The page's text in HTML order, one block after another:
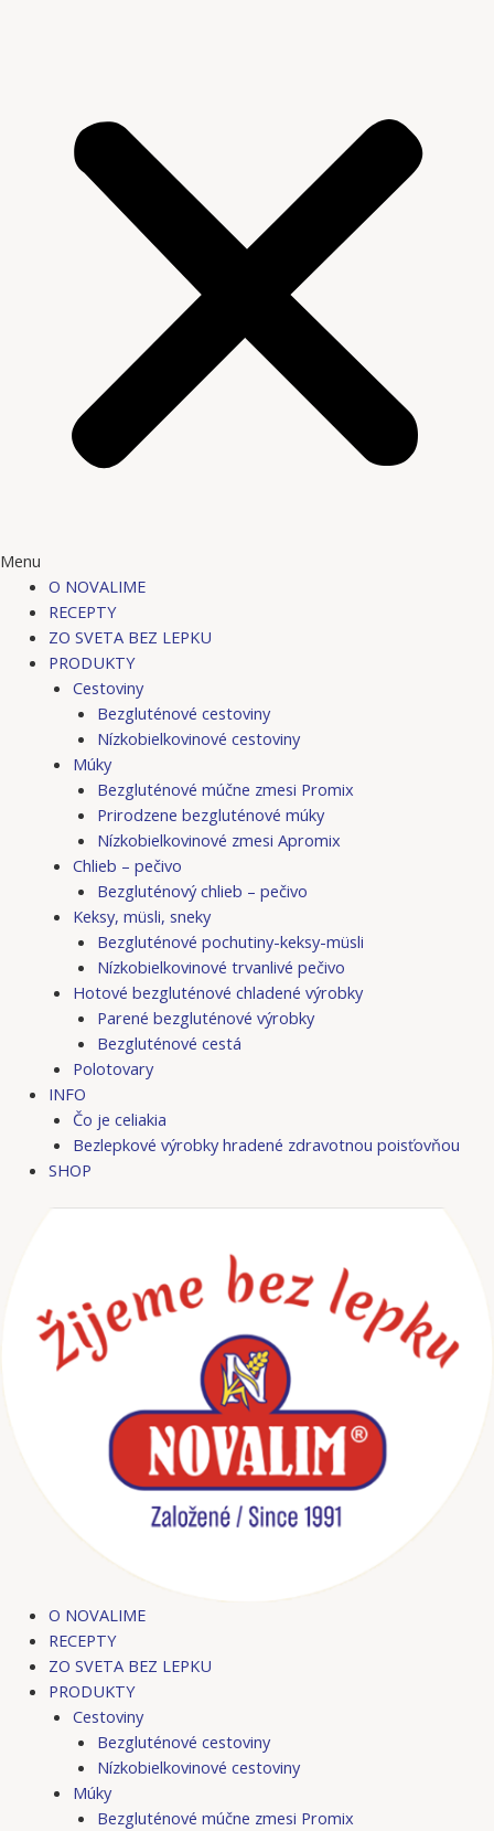
Menu
O NOVALIME
RECEPTY
ZO SVETA BEZ LEPKU
PRODUKTY
Cestoviny
Bezgluténové cestoviny
Nízkobielkovinové cestoviny
Múky
Bezgluténové múčne zmesi Promix
Prirodzene bezgluténové múky
Nízkobielkovinové zmesi Apromix
Chlieb – pečivo
Bezgluténový chlieb – pečivo
Keksy, müsli, sneky
Bezgluténové pochutiny-keksy-müsli
Nízkobielkovinové trvanlivé pečivo
Hotové bezgluténové chladené výrobky
Parené bezgluténové výrobky
Bezgluténové cestá
Polotovary
INFO
Čo je celiakia
Bezlepkové výrobky hradené zdravotnou poisťovňou
SHOP
O NOVALIME
RECEPTY
ZO SVETA BEZ LEPKU
PRODUKTY
Cestoviny
Bezgluténové cestoviny
Nízkobielkovinové cestoviny
Múky
Bezgluténové múčne zmesi Promix